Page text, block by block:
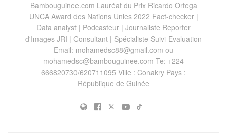
Bambouguinee.com Lauréat du Prix Ricardo Ortega
UNCA Award des Nations Unies 2022 Fact-checker |
Data analyst | Podcasteur | Journaliste Reporter
d'Images JRI | Consultant | Spécialiste Suivi-Evaluation
Email: mohamedsc88@gmail.com ou
mohamedsc@bambouguinee.com Te: +224
666820730/620711095 Ville : Conakry Pays :
République de Guinée